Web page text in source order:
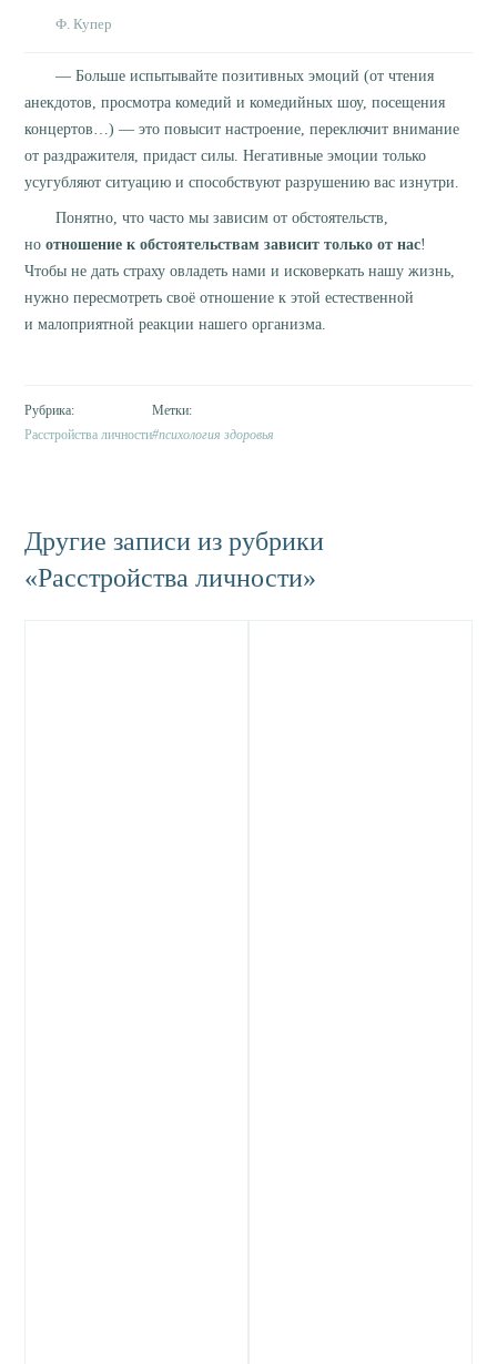
Ф. Купер
— Больше испытывайте позитивных эмоций (от чтения
анекдотов, просмотра комедий и комедийных шоу, посещения
концертов…) — это повысит настроение, переключит внимание
от раздражителя, придаст силы. Негативные эмоции только
усугубляют ситуацию и способствуют разрушению вас изнутри.
Понятно, что часто мы зависим от обстоятельств,
ноотношение к обстоятельствам зависит только от нас!
Чтобы не дать страху овладеть нами и исковеркать нашу жизнь,
нужно пересмотреть своё отношение к этой естественной
и малоприятной реакции нашего организма.
Расстройства личности психология здоровья
Другие записи из рубрики
«Расстройства личности»